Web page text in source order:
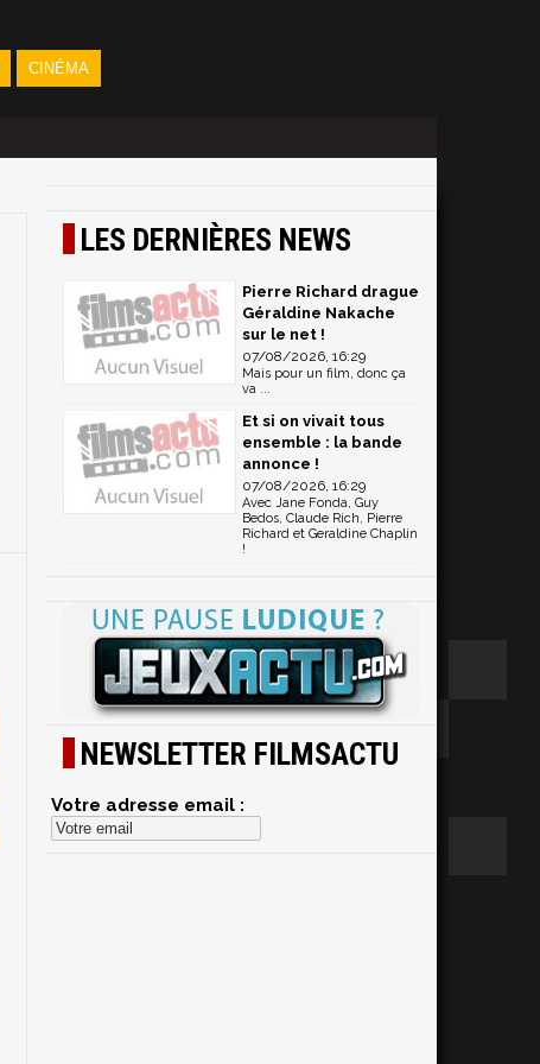
CINÉMA
LES DERNIÈRES NEWS
Pierre Richard drague
Géraldine Nakache
sur le net !
07/08/2026, 16:29
Mais pour un film, donc ça
va ...
Et si on vivait tous
ensemble : la bande
annonce !
07/08/2026, 16:29
Avec Jane Fonda, Guy
Bedos, Claude Rich, Pierre
Richard et Geraldine Chaplin
!
NEWSLETTER FILMSACTU
Votre adresse email :